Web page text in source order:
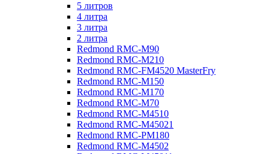
5 литров
4 литра
3 литра
2 литра
Redmond RMC-M90
Redmond RMC-M210
Redmond RMC-FM4520 MasterFry
Redmond RMC-M150
Redmond RMC-M170
Redmond RMC-M70
Redmond RMC-M4510
Redmond RMC-M45021
Redmond RMC-PM180
Redmond RMC-M4502